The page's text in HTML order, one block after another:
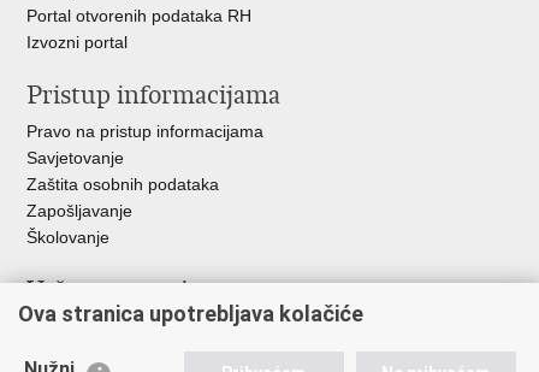
Portal otvorenih podataka RH
Izvozni portal
Pristup informacijama
Pravo na pristup informacijama
Savjetovanje
Zaštita osobnih podataka
Zapošljavanje
Školovanje
Važne poveznice
Ministarstvo unutarnjih poslova
Ova stranica upotrebljava kolačiće